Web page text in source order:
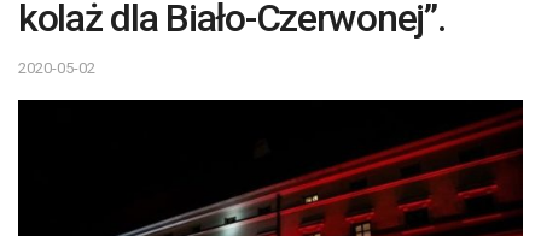
kolaż dla Biało-Czerwonej”.
2020-05-02